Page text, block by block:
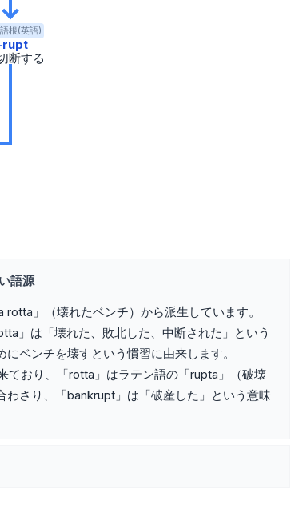
語根(英語)
rupt
断する
語源
」（壊れたベンチ）から派生しています。
」は「壊れた、敗北した、中断された」という
ベンチを壊すという慣習に由来します。
ており、「rotta」はラテン語の「rupta」（破壊
さり、「bankrupt」は「破産した」という意味